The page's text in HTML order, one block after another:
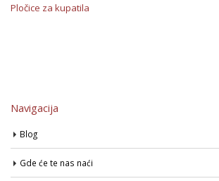
Pločice za kupatila
Navigacija
Blog
Gde će te nas naći